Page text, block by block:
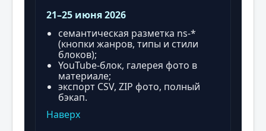
21–25 июня 2026
семантическая разметка ns-*
(кнопки жанров, типы и стили
блоков);
YouTube-блок, галерея фото в
материале;
экспорт CSV, ZIP фото, полный
бэкап.
Наверх